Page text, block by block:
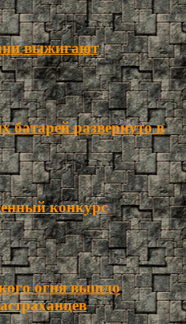
выжигают
батарей развернуто в
конкурс
огня вышло